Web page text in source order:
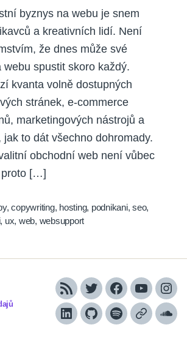
byznys na webu je snem
a kreativních lidí. Není
že dnes může své
webu spustit skoro každý.
kvanta volně dostupných
stránek, e-commerce
marketingových nástrojů a
jak to dát všechno dohromady.
obchodní web není vůbec
proto […]
,copywriting, hosting, podnikani,seo,
, ux, web, websupport
RSS TwitterFacebook
YouTube
LinkedInGithubSpotifyApple